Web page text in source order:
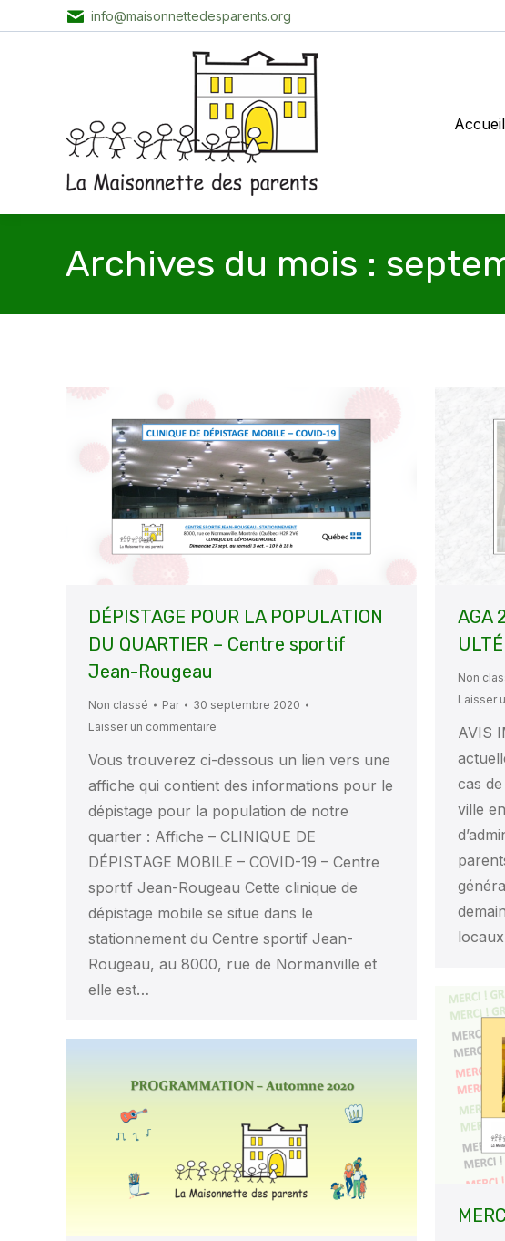
info@maisonnettedesparents.org
Accueil
Archives du mois :
DÉPISTAGE POUR LA POPULATION
DU QUARTIER – Centre sportif
Jean-Rougeau
Non classé Par
30 septembre 2020
Laisser un commentaire
Vous trouverez ci-dessous un lien vers une
affiche qui contient des informations pour le
dépistage pour la population de notre
quartier : Affiche – CLINIQUE DE
DÉPISTAGE MOBILE – COVID-19 – Centre
sportif Jean-Rougeau Cette clinique de
dépistage mobile se situe dans le
stationnement du Centre sportif Jean-
Rougeau, au 8000, rue de Normanville et
elle est…
AGA
Non
Laisser
AVIS
cas
ville